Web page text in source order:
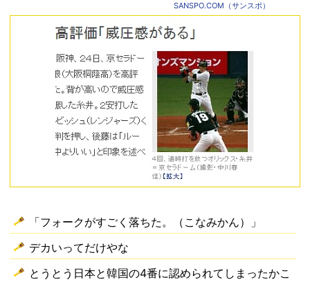
SANSPO.COM（サンスポ）
「フォークがすごく落ちた。（こなみかん）」
デカいってだけやな
とうとう日本と韓国の4番に認められてしまったかこ